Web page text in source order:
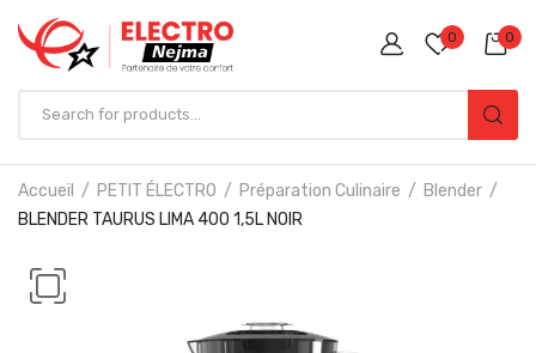
0 0
Accueil PETIT ÉLECTRO Préparation Culinaire
Blender
BLENDER TAURUS LIMA 400 1,5L NOIR